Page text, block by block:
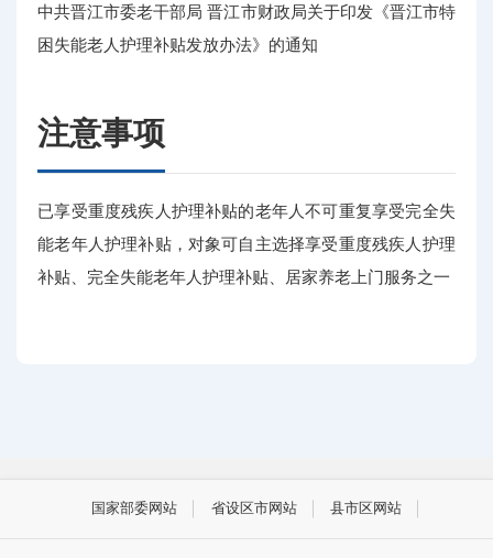
中共晋江市委老干部局 晋江市财政局关于印发《晋江市特
困失能老人护理补贴发放办法》的通知
注意事项
已享受重度残疾人护理补贴的老年人不可重复享受完全失
能老年人护理补贴，对象可自主选择享受重度残疾人护理
补贴、完全失能老年人护理补贴、居家养老上门服务之一
国家部委网站 省设区市网站 县市区网站